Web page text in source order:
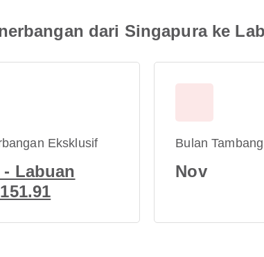
dari Singapura ke
Eksklusif
Labuan
Bulan
Nov